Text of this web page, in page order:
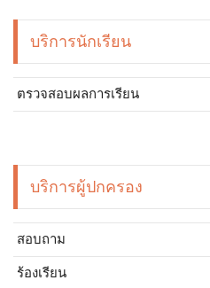
บริการนักเรียน
ตรวจสอบผลการเรียน
บริการผู้ปกครอง
สอบถาม
ร้องเรียน